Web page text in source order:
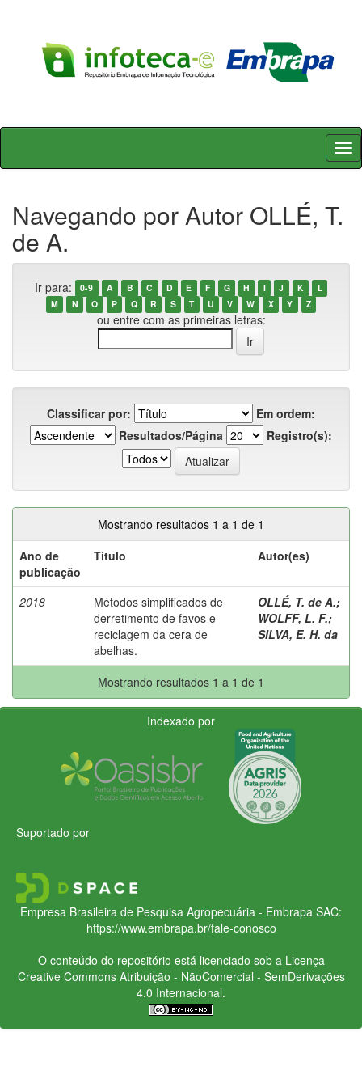
Skip
Navegando por Autor OLLÉ, T.
de A.
Ir para: 0-9 A B C D E F G H I J K
L
M
N O P Q R S T U V W X Y Z
ou entre com as primeiras letras:
Classificar por:
Em ordem:
Resultados/Página
Registro(s):
Mostrando resultados 1 a 1 de 1
Ano de
publicação
Título Autor(es)
2018
Métodos simplificados de
derretimento de favos e
reciclagem da cera de
abelhas.
OLLÉ, T. de A.;
WOLFF, L. F.;
SILVA, E. H. da
Mostrando resultados 1 a 1 de 1
Indexado por
Suportado por
Empresa Brasileira de Pesquisa Agropecuária - Embrapa SAC:
https://www.embrapa.br/fale-conosco
O conteúdo do repositório está licenciado sob a Licença
Creative CommonsAtribuição - NãoComercial - SemDerivações
4.0 Internacional.